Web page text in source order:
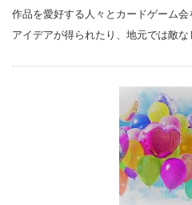
作品を愛好する人々とカードゲーム
アイデアが得られたり、地元では敵